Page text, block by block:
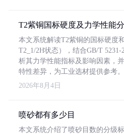
T2紫铜国标硬度及力学性能
本文系统解读T2紫铜的国标硬度
T2_1/2H状态），结合GB/T
析其力学性能指标及影响因素，
特性差异，为工业选材提供参考。
2026年8月4日
喷砂都有多少目
本文系统介绍了喷砂目数的分级